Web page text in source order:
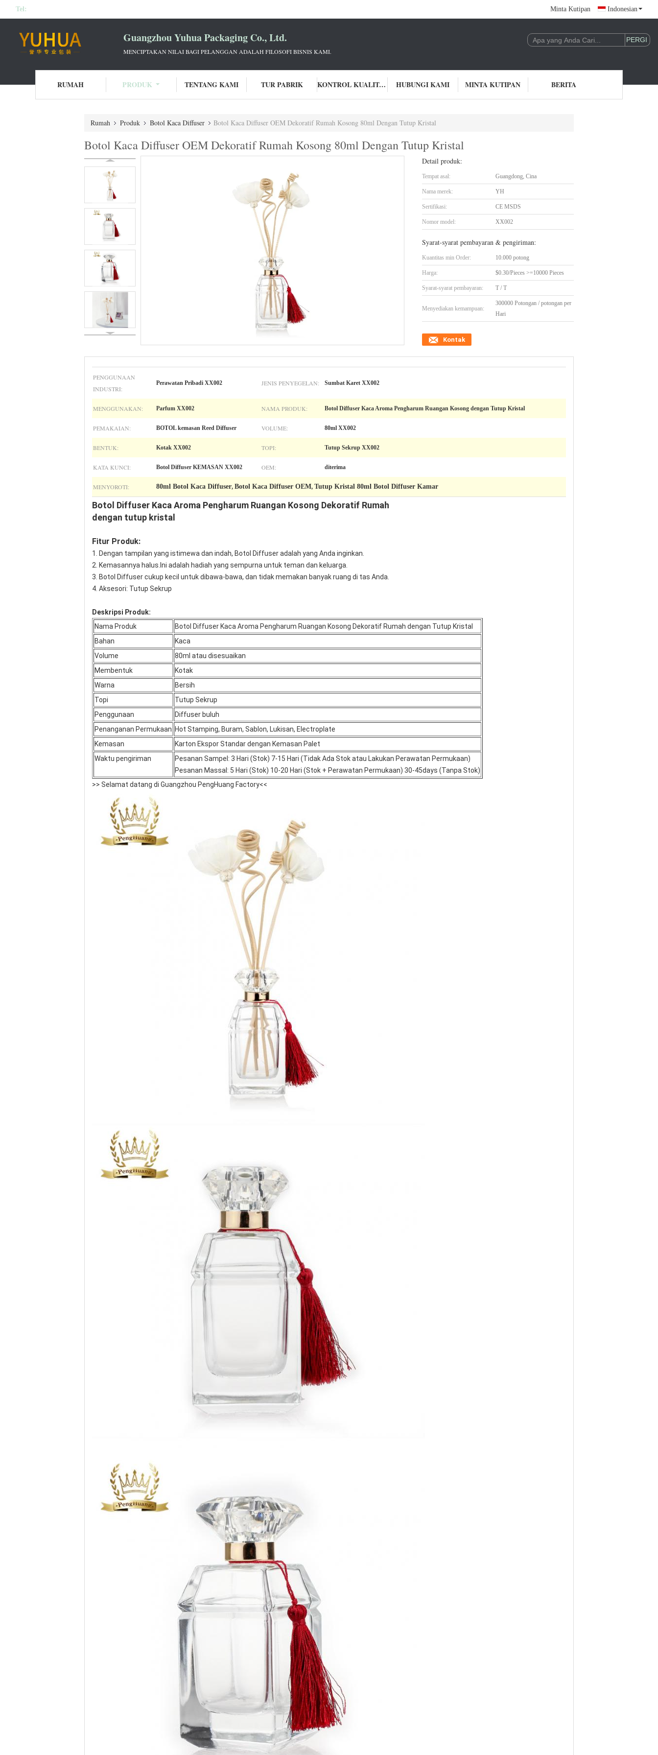
Tel: Minta Kutipan Indonesian
Guangzhou Yuhua Packaging Co., Ltd.
MENCIPTAKAN NILAI BAGI PELANGGAN ADALAH FILOSOFI BISNIS KAMI.
RUMAH PRODUK TENTANG KAMI TUR PABRIK KONTROL KUALITAS HUBUNGI KAMI MINTA KUTIPAN BERITA
Rumah Produk Botol Kaca Diffuser Botol Kaca Diffuser OEM Dekoratif Rumah Kosong 80ml Dengan Tutup Kristal
Botol Kaca Diffuser OEM Dekoratif Rumah Kosong 80ml Dengan Tutup Kristal
Detail produk:
Tempat asal: Guangdong, Cina
Nama merek: YH
Sertifikasi: CE MSDS
Nomor model: XX002
Syarat-syarat pembayaran & pengiriman:
Kuantitas min Order: 10.000 potong
Harga: $0.30/Pieces >=10000 Pieces
Syarat-syarat pembayaran: T / T
Menyediakan kemampuan:
300000 Potongan / potongan per
Hari
Kontak
PENGGUNAAN
INDUSTRI:
Perawatan Pribadi XX002 JENIS PENYEGELAN: Sumbat Karet XX002
MENGGUNAKAN: Parfum XX002 NAMA PRODUK: Botol Diffuser Kaca Aroma Pengharum Ruangan Kosong dengan Tutup Kristal
PEMAKAIAN: BOTOL kemasan Reed Diffuser VOLUME: 80ml XX002
BENTUK: Kotak XX002 TOPI: Tutup Sekrup XX002
KATA KUNCI: Botol Diffuser KEMASAN XX002 OEM: diterima
MENYOROTI: 80ml Botol Kaca Diffuser, Botol Kaca Diffuser OEM, Tutup Kristal 80ml Botol Diffuser Kamar
Botol Diffuser Kaca Aroma Pengharum Ruangan Kosong Dekoratif Rumah
dengan tutup kristal
Fitur Produk:
1. Dengan tampilan yang istimewa dan indah, Botol Diffuser adalah yang Anda inginkan.
2. Kemasannya halus.Ini adalah hadiah yang sempurna untuk teman dan keluarga.
3. Botol Diffuser cukup kecil untuk dibawa-bawa, dan tidak memakan banyak ruang di tas Anda.
4. Aksesori: Tutup Sekrup
Deskripsi Produk:
Nama Produk
Botol Diffuser Kaca Aroma Pengharum Ruangan Kosong Dekoratif Rumah dengan Tutup Kristal
Bahan
Kaca
Volume
80ml atau disesuaikan
Membentuk
Kotak
Warna
Bersih
Topi
Tutup Sekrup
Penggunaan
Diffuser buluh
Penanganan Permukaan Hot Stamping, Buram, Sablon, Lukisan, Electroplate
Kemasan
Karton Ekspor Standar dengan Kemasan Palet
Waktu pengiriman
Pesanan Sampel: 3 Hari (Stok) 7-15 Hari (Tidak Ada Stok atau Lakukan Perawatan Permukaan)
Pesanan Massal: 5 Hari (Stok) 10-20 Hari (Stok + Perawatan Permukaan) 30-45days (Tanpa Stok)
>> Selamat datang di Guangzhou PengHuang Factory<<